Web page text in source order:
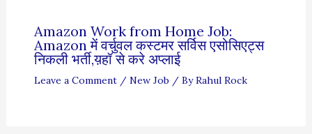
Amazon Work from Home Job:
Amazon में वर्चुवल कस्टमर सर्विस एसोसिएट्स
निकली भर्ती,य़हॉ से करे अप्लाई
Leave a Comment / New Job / ByRahul Rock